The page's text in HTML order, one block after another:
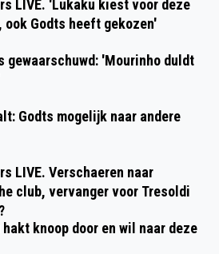
LIVE. 'Lukaku kiest voor deze
ook Godts heeft gekozen'
gewaarschuwd: 'Mourinho duldt
Godts mogelijk naar andere
LIVE. Verschaeren naar
club, vervanger voor Tresoldi
knoop door en wil naar deze